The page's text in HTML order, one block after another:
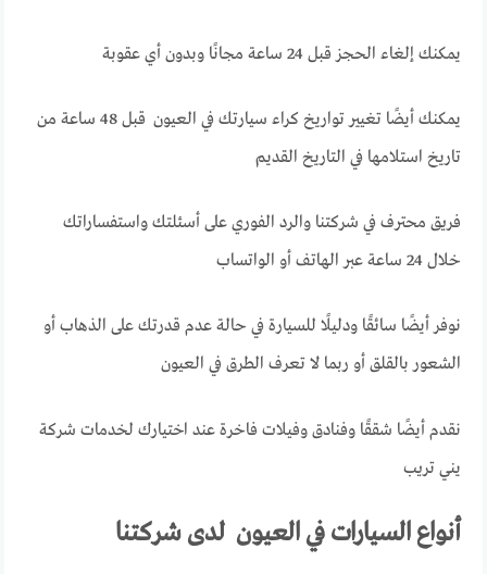
يمكنك إلغاء الحجز قبل 24 ساعة مجانًا وبدون أي عقوبة
يمكنك أيضًا تغيير تواريخ كراء سيارتك في العيون قبل 48 ساعة من
تاريخ استلامها في التاريخ القديم
فريق محترف في شركتنا والرد الفوري على أسئلتك واستفساراتك
خلال 24 ساعة عبر الهاتف أو الواتساب
نوفر أيضًا سائقًا ودليلًا للسيارة في حالة عدم قدرتك على الذهاب أو
الشعور بالقلق أو ربما لا تعرف الطرق في العيون
نقدم أيضًا شققًا وفنادق وفيلات فاخرة عند اختيارك لخدمات شركة
يني تريب
أنواع السيارات في العيون لدى شركتنا